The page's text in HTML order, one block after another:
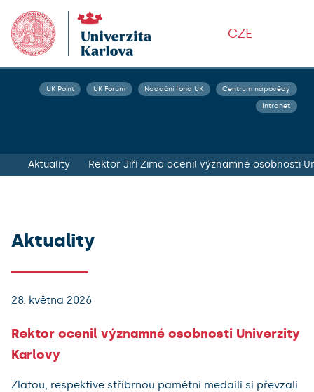
CZE
UK Point UK Forum Nadační fond UK Centrum nápovědy
Intranet
Aktuality Rektor Jiří Zima ocenil významné osobnosti
Aktuality
28. května 2026
Rektor ocenil významné osobnosti Univerzity
Karlovy
Zlatou, respektive stříbrnou pamětní medaili si převzali